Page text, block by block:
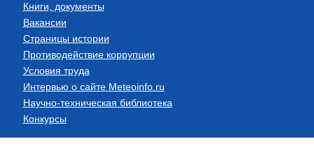
Книги, документы
Вакансии
Страницы истории
Противодействие коррупции
Условия труда
Интервью о сайте Meteoinfo.ru
Научно-техническая библиотека
Конкурсы